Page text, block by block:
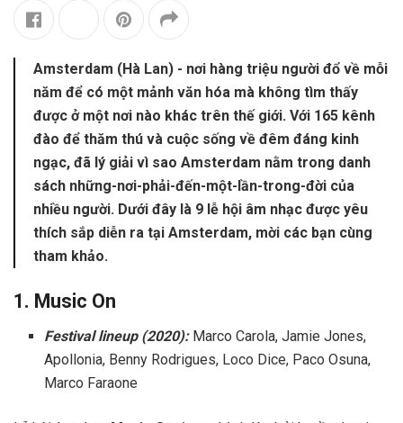
Amsterdam (Hà Lan) - nơi hàng triệu người đổ về mỗi
năm để có một mảnh văn hóa mà không tìm thấy
được ở một nơi nào khác trên thế giới. Với 165 kênh
đào để thăm thú và cuộc sống về đêm đáng kinh
ngạc, đã lý giải vì sao Amsterdam nằm trong danh
sách những-nơi-phải-đến-một-lần-trong-đời của
nhiều người. Dưới đây là 9 lễ hội âm nhạc được yêu
thích sắp diễn ra tại Amsterdam, mời các bạn cùng
tham khảo.
1. Music On
Festival lineup (2020):Marco Carola, Jamie Jones,
Apollonia, Benny Rodrigues, Loco Dice, Paco Osuna,
Marco Faraone